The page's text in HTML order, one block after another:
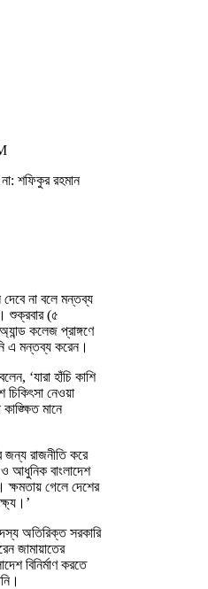
দেবে না বলে মন্তব্য
শুক্রবার (৫
কলেজ প্রাঙ্গণে
এ মন্তব্য করেন।
‘যারা হাঁচি কাশি
নেওয়া
মানে
জন্য রাজনীতি করে
ও আধুনিক বাংলাদেশ
ক্ষমতায় গেলে দেশের
অতিরিক্ত সরকারি
জামায়াতের
বিনির্মাণ করতে